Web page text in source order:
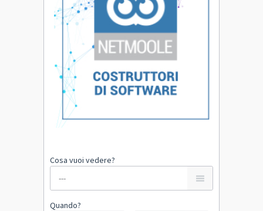
Cosa vuoi vedere?
Quando?